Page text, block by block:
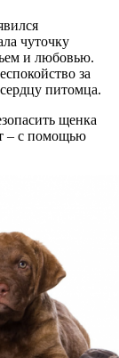
чуточку
и любовью.
за
питомца.
щенка
– с помощью